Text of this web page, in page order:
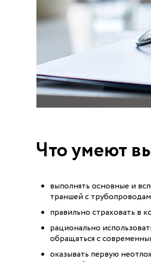
Что умеют
выполнять основные и
траншей с
правильно страховать в
рационально
обращаться с
оказывать первую